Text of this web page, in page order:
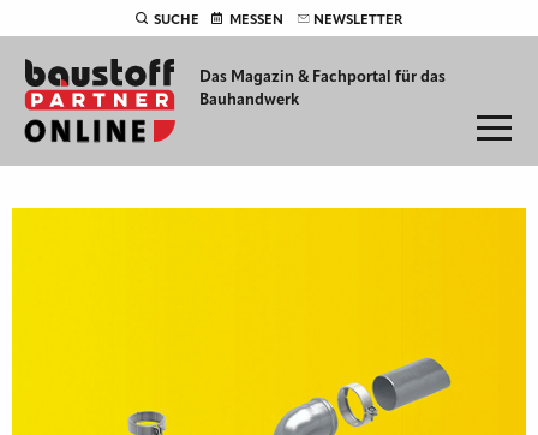
SUCHE MESSEN NEWSLETTER
Das Magazin & Fachportal für das
Bauhandwerk